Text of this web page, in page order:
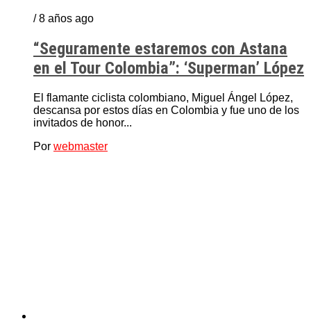
/ 8 años ago
“Seguramente estaremos con Astana
en el Tour Colombia”: ‘Superman’ López
El flamante ciclista colombiano, Miguel Ángel López,
descansa por estos días en Colombia y fue uno de los
invitados de honor...
Por webmaster